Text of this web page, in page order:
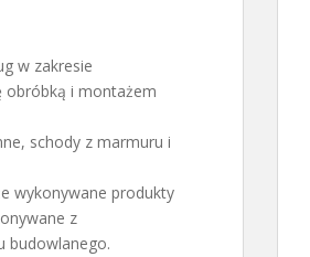
w zakresie
obróbką i montażem
schody z marmuru i
wykonywane produkty
z
budowlanego.